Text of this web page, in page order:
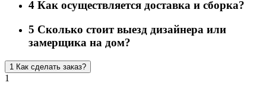
4 Как осуществляется доставка и сборка?
5 Сколько стоит выезд дизайнера или
замерщика на дом?
1 Как сделать заказ?
1